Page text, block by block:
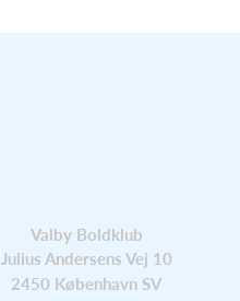
Valby Boldklub
Julius Andersens Vej 10
2450 København SV